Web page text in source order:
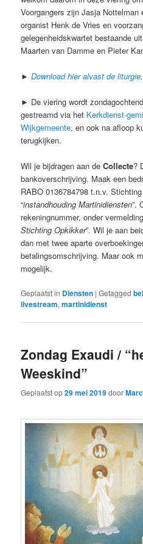
Voorgangers zijn Jasja
organist Henk de Vries en
gelegenheidskwartet bestaande
Maarten van Damme en Pieter
►Download hier alvast de liturgie.
► De viering wordt
gestreamd via het Kerkdienst-
Wijkgemeente, en ook na afloop
terugkijken.
Wil je bijdragen aan deCollecte?
bankoverschrijving. Maak een
RABO 0136784798 t.n.v.
“instandhouding Martinidiensten”.
rekeningnummer, onder
Stichting Opkikker”. Wil je aan
dan met twee aparte
betalingsomschrijving. Maar ook
mogelijk.
Geplaatst in Diensten |Getagged
livestream,martinidienst
Zondag Exaudi /
Weeskind”
Geplaatst op29 mei 2019door